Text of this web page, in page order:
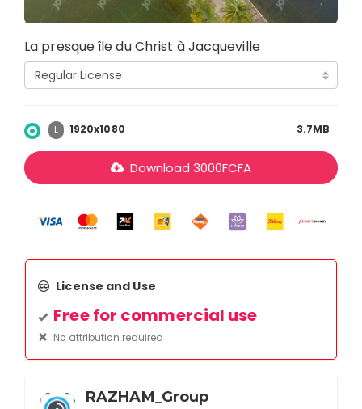
La presque île du Christ à Jacqueville
L 1920x1080 3.7MB
Download 3000FCFA
License and Use
Free for commercial use
No attribution required
RAZHAM_Group